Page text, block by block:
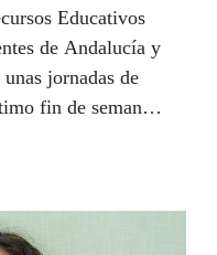
Educativos
de Andalucía y
jornadas de
fin de semana